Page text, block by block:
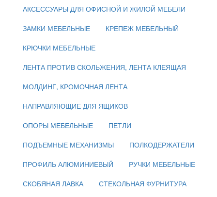
АКСЕССУАРЫ ДЛЯ ОФИСНОЙ И ЖИЛОЙ МЕБЕЛИ
ЗАМКИ МЕБЕЛЬНЫЕ
КРЕПЕЖ МЕБЕЛЬНЫЙ
КРЮЧКИ МЕБЕЛЬНЫЕ
ЛЕНТА ПРОТИВ СКОЛЬЖЕНИЯ, ЛЕНТА КЛЕЯЩАЯ
МОЛДИНГ, КРОМОЧНАЯ ЛЕНТА
НАПРАВЛЯЮЩИЕ ДЛЯ ЯЩИКОВ
ОПОРЫ МЕБЕЛЬНЫЕ
ПЕТЛИ
ПОДЪЕМНЫЕ МЕХАНИЗМЫ
ПОЛКОДЕРЖАТЕЛИ
ПРОФИЛЬ АЛЮМИНИЕВЫЙ
РУЧКИ МЕБЕЛЬНЫЕ
СКОБЯНАЯ ЛАВКА
СТЕКОЛЬНАЯ ФУРНИТУРА